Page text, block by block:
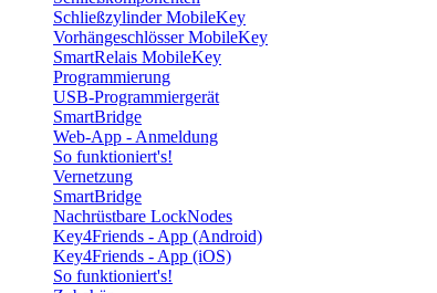
Schließzylinder MobileKey
Vorhängeschlösser MobileKey
SmartRelais MobileKey
Programmierung
USB-Programmiergerät
SmartBridge
Web-App - Anmeldung
So funktioniert's!
Vernetzung
SmartBridge
Nachrüstbare LockNodes
Key4Friends - App (Android)
Key4Friends - App (iOS)
So funktioniert's!